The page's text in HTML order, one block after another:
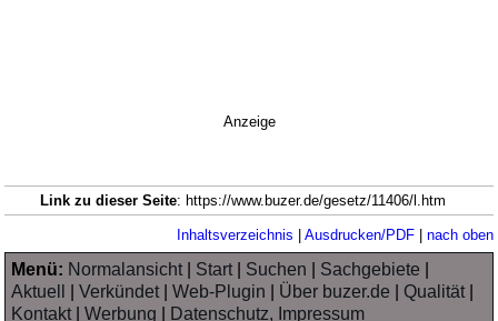
Anzeige
Link zu dieser Seite: https://www.buzer.de/gesetz/11406/l.htm
Inhaltsverzeichnis | Ausdrucken/PDF| nach oben
Menü: Normalansicht| Start| Suchen Sachgebiete
Aktuell
|Verkündet|Web-Plugin Über buzer.de |Qualität|
Kontakt|Werbung Datenschutz, Impressum